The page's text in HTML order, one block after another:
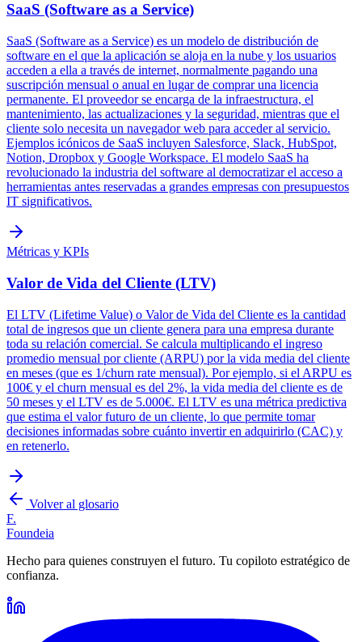
SaaS (Software as a Service)
SaaS (Software as a Service) es un modelo de distribución de
software en el que la aplicación se aloja en la nube y los usuarios
acceden a ella a través de internet, normalmente pagando una
suscripción mensual o anual en lugar de comprar una licencia
permanente. El proveedor se encarga de la infraestructura, el
mantenimiento, las actualizaciones y la seguridad, mientras que el
cliente solo necesita un navegador web para acceder al servicio.
Ejemplos icónicos de SaaS incluyen Salesforce, Slack, HubSpot,
Notion, Dropbox y Google Workspace. El modelo SaaS ha
revolucionado la industria del software al democratizar el acceso a
herramientas antes reservadas a grandes empresas con presupuestos
IT significativos.
Métricas y KPIs
Valor de Vida del Cliente (LTV)
El LTV (Lifetime Value) o Valor de Vida del Cliente es la cantidad
total de ingresos que un cliente genera para una empresa durante
toda su relación comercial. Se calcula multiplicando el ingreso
promedio mensual por cliente (ARPU) por la vida media del cliente
en meses (que es 1/churn rate mensual). Por ejemplo, si el ARPU es
100€ y el churn mensual es del 2%, la vida media del cliente es de
50 meses y el LTV es de 5.000€. El LTV es una métrica predictiva
que estima el valor futuro de un cliente, lo que permite tomar
decisiones informadas sobre cuánto invertir en adquirirlo (CAC) y
en retenerlo.
Volver al glosario
F.
Foundeia
Hecho para quienes construyen el futuro. Tu copiloto estratégico de
confianza.